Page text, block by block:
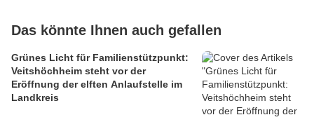
Das könnte Ihnen auch gefallen
Grünes Licht für Familienstützpunkt:
Veitshöchheim steht vor der
Eröffnung der elften Anlaufstelle im
Landkreis